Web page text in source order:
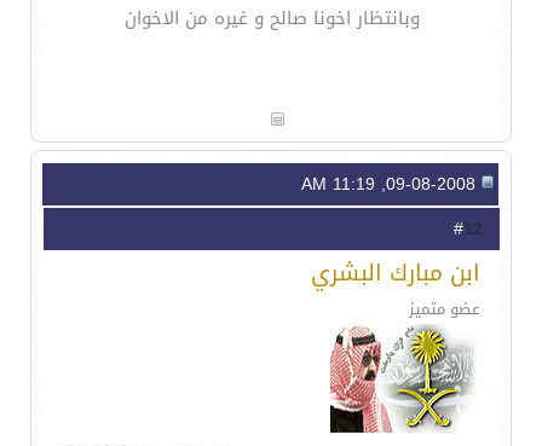
وبانتظار اخونا صالح و غيره من الاخوان
12
ابن مبارك البشري
عضو متميز